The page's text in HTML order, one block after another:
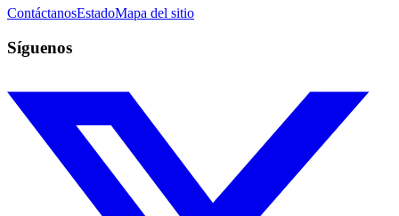
ContáctanosEstadoMapa del sitio
Síguenos